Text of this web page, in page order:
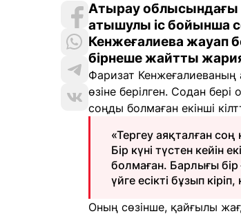
Атырау облысындағы
атышулы іс бойынша
Кенжеғалиева жауап
бірнеше жайтты
Фаризат Кенжеғалиеваның
өзіне берілген. Содан
соңды болмаған екінші
«Тергеу аяқталған
Бір күні түстен кейін
болмаған. Барлығы бір
үйге есікті бұзып
Оның сөзінше, қайғылы